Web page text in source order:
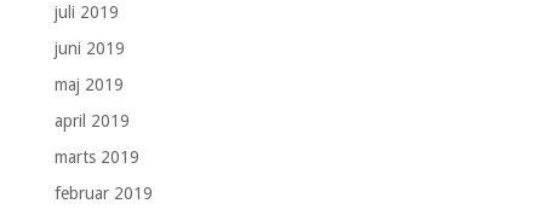
juli 2019
juni 2019
maj 2019
april 2019
marts 2019
februar 2019